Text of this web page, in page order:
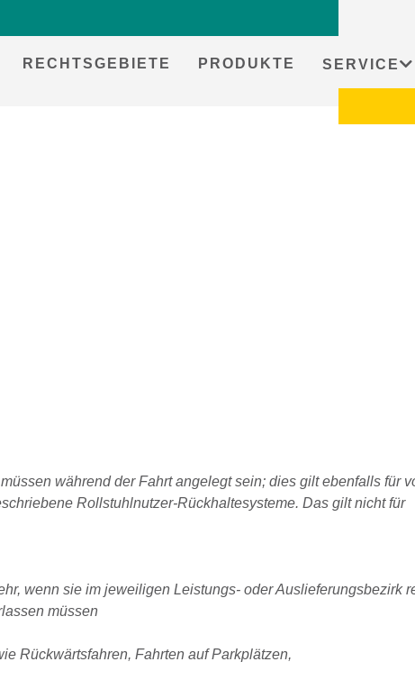
RECHTSGEBIETE PRODUKTE SERVICE
während der Fahrt angelegt sein; dies gilt ebenfalls für
Rollstuhlnutzer-Rückhaltesysteme. Das gilt nicht für
wenn sie im jeweiligen Leistungs- oder Auslieferungsbezirk
müssen
Rückwärtsfahren, Fahrten auf Parkplätzen,